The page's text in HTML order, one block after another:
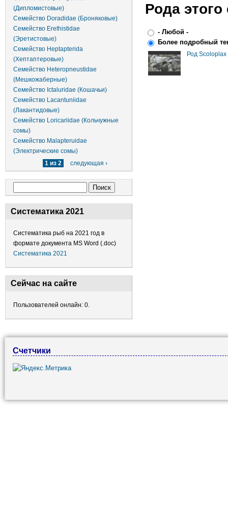
(Дипломистовые)
Семейство Doradidae (Броняковые)
Семейство Erethistidae
(Эретистовые)
Семейство Heptapterida
(Хептаптеровые)
Семейство Heteropneustidae
(Мешкожаберные)
Семейство Ictaluridae (Кошачьи)
Семейство Lacantuniidae
(Лакантидовые)
Семейство Loricariidae (Кольчужные
сомы)
Семейство Malapteruidae
(Электрические сомы)
1 из 2
следующая ›
Систематика 2021
Систематика рыб на 2021 год в
формате документа MS Word (.doc)
Систематика 2021
Сейчас на сайте
Пользователей онлайн: 0.
Рода
- Любой -
Более подробный
Род Scoloplax
Счетчики